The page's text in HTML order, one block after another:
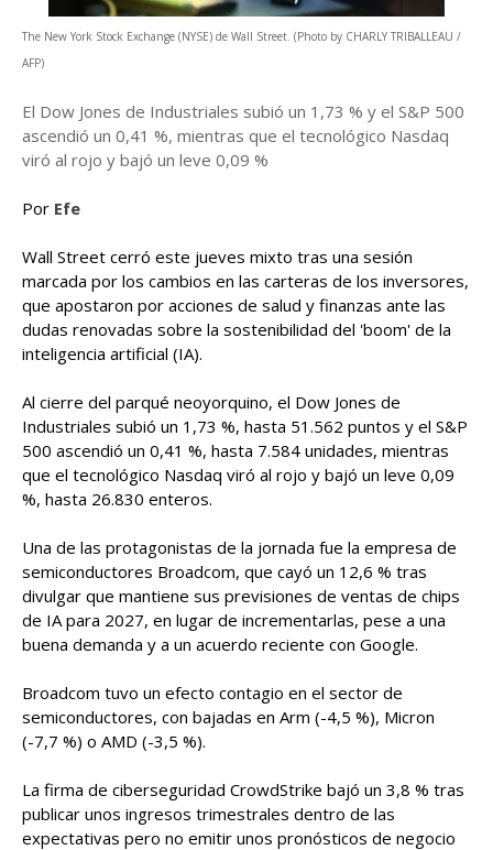
The New York Stock Exchange (NYSE) de Wall Street. (Photo by CHARLY TRIBALLEAU /
AFP)
El Dow Jones de Industriales subió un 1,73 % y el S&P 500
ascendió un 0,41 %, mientras que el tecnológico Nasdaq
viró al rojo y bajó un leve 0,09 %
Por Efe
Wall Street cerró este jueves mixto tras una sesión
marcada por los cambios en las carteras de los inversores,
que apostaron por acciones de salud y finanzas ante las
dudas renovadas sobre la sostenibilidad del 'boom' de la
inteligencia artificial (IA).
Al cierre del parqué neoyorquino, el Dow Jones de
Industriales subió un 1,73 %, hasta 51.562 puntos y el S&P
500 ascendió un 0,41 %, hasta 7.584 unidades, mientras
que el tecnológico Nasdaq viró al rojo y bajó un leve 0,09
%, hasta 26.830 enteros.
Una de las protagonistas de la jornada fue la empresa de
semiconductores Broadcom, que cayó un 12,6 % tras
divulgar que mantiene sus previsiones de ventas de chips
de IA para 2027, en lugar de incrementarlas, pese a una
buena demanda y a un acuerdo reciente con Google.
Broadcom tuvo un efecto contagio en el sector de
semiconductores, con bajadas en Arm (-4,5 %), Micron
(-7,7 %) o AMD (-3,5 %).
La firma de ciberseguridad CrowdStrike bajó un 3,8 % tras
publicar unos ingresos trimestrales dentro de las
expectativas pero no emitir unos pronósticos de negocio